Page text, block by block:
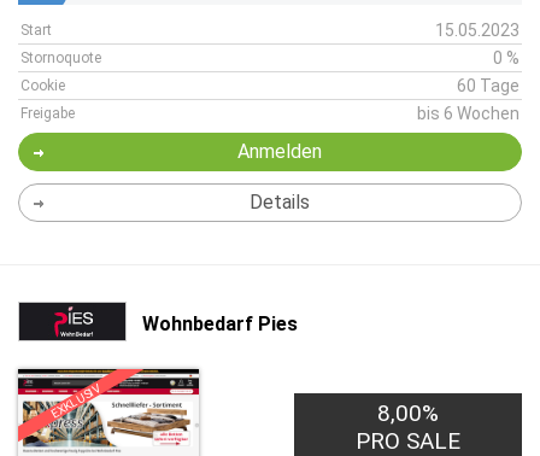
Start 15.05.2023
Stornoquote 0 %
Cookie 60 Tage
Freigabe bis 6 Wochen
Anmelden
Details
Wohnbedarf Pies
EXKLUSIV
8,00%
PRO SALE